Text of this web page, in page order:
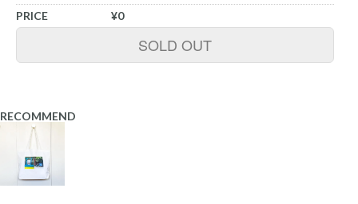
PRICE
¥0
SOLD OUT
RECOMMEND